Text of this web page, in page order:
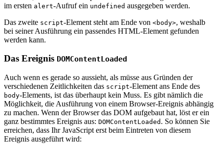
im ersten alert-Aufruf ein undefined ausgegeben werden.
Das zweite script-Element steht am Ende von <body>, weshalb
bei seiner Ausführung ein passendes HTML-Element gefunden
werden kann.
Das Ereignis DOMContentLoaded
Auch wenn es gerade so aussieht, als müsse aus Gründen der
verschiedenen Zeitlichkeiten das script-Element ans Ende des
body-Elements, ist das überhaupt kein Muss. Es gibt nämlich die
Möglichkeit, die Ausführung von einem Browser-Ereignis abhängig
zu machen. Wenn der Browser das DOM aufgebaut hat, löst er ein
ganz bestimmtes Ereignis aus: DOMContentLoaded . So können Sie
erreichen, dass Ihr JavaScript erst beim Eintreten von diesem
Ereignis ausgeführt wird: